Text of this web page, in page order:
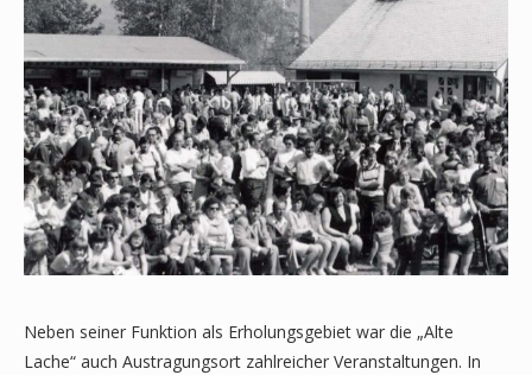
Neben seiner Funktion als Erholungsgebiet war die „Alte
Lache“ auch Austragungsort zahlreicher Veranstaltungen. In